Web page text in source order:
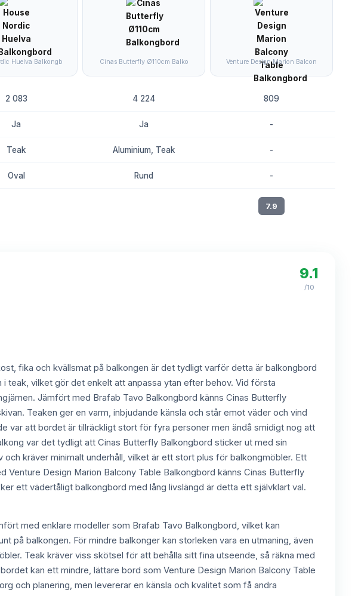
Huelva Balkongb Cinas Butterfly Ø110cm Balko Venture Design Marion Balcon
2 083 4 224 809
Ja Ja -
Teak Aluminium, Teak -
Oval Rund -
7.9
9.1
/10
fika och kvällsmat på balkongen är det tydligt varför detta är balkongbord
teak, vilket gör det enkelt att anpassa ytan efter behov. Vid första
Jämfört med Brafab Tavo Balkongbord känns Cinas Butterfly
Teaken ger en varm, inbjudande känsla och står emot väder och vind
var att bordet är tillräckligt stort för fyra personer men ändå smidigt nog att
var det tydligt att Cinas Butterfly Balkongbord sticker ut med sin
kräver minimalt underhåll, vilket är ett stort plus för balkongmöbler. Ett
Design Marion Balcony Table Balkongbord känns Cinas Butterfly
ett vädertåligt balkongbord med lång livslängd är detta ett självklart val.
med enklare modeller som Brafab Tavo Balkongbord, vilket kan
på balkongen. För mindre balkonger kan storleken vara en utmaning, även
Teak kräver viss skötsel för att behålla sitt fina utseende, så räkna med
kan ett mindre, lättare bord som Venture Design Marion Balcony Table
och planering, men levererar en känsla och kvalitet som få andra